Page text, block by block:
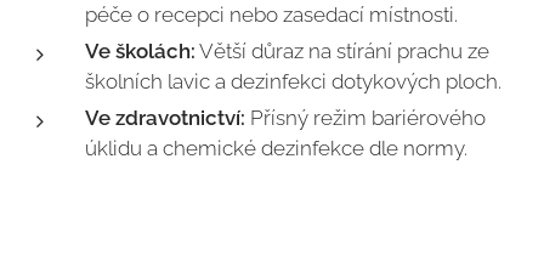
péče o recepci nebo zasedací místnosti.
Ve školách: Větší důraz na stírání prachu ze
školních lavic a dezinfekci dotykových ploch.
Ve zdravotnictví: Přísný režim bariérového
úklidu a chemické dezinfekce dle normy.